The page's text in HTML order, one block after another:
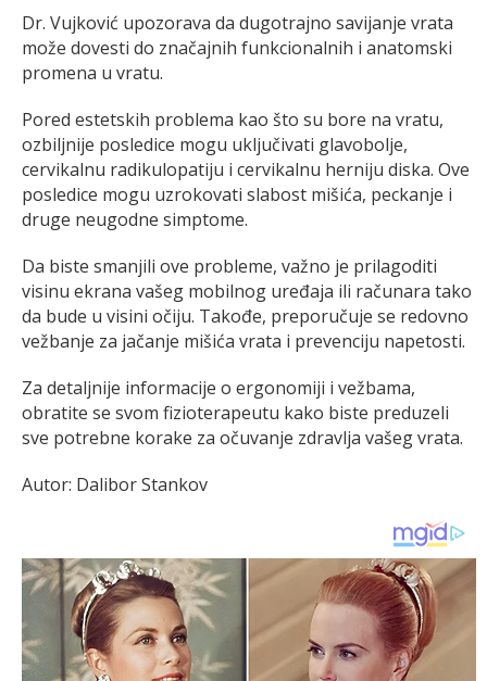
Dr. Vujković upozorava da dugotrajno savijanje vrata
može dovesti do značajnih funkcionalnih i anatomski
promena u vratu.
Pored estetskih problema kao što su bore na vratu,
ozbiljnije posledice mogu uključivati glavobolje,
cervikalnu radikulopatiju i cervikalnu herniju diska. Ove
posledice mogu uzrokovati slabost mišića, peckanje i
druge neugodne simptome.
Da biste smanjili ove probleme, važno je prilagoditi
visinu ekrana vašeg mobilnog uređaja ili računara tako
da bude u visini očiju. Takođe, preporučuje se redovno
vežbanje za jačanje mišića vrata i prevenciju napetosti.
Za detaljnije informacije o ergonomiji i vežbama,
obratite se svom fizioterapeutu kako biste preduzeli
sve potrebne korake za očuvanje zdravlja vašeg vrata.
Autor: Dalibor Stankov